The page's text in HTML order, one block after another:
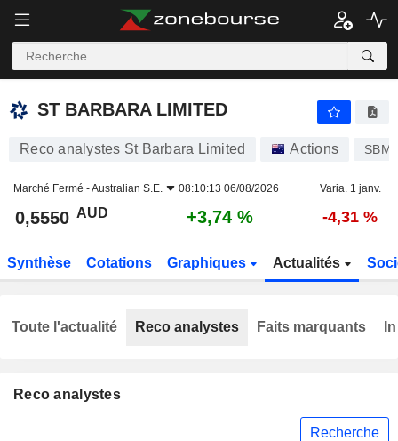
ST BARBARA LIMITED
ST BARBARA LIMITED
Reco analystes St Barbara Limited Actions SBM
Marché Fermé -Australian S.E. 08:10:13 06/08/2026 Varia. 1 janv.
0,5550 AUD +3,74 % -4,31 %
Synthèse Cotations Graphiques Actualités
Reco analystes
Recherche
Toute l'actualité Reco analystes Faits marquants